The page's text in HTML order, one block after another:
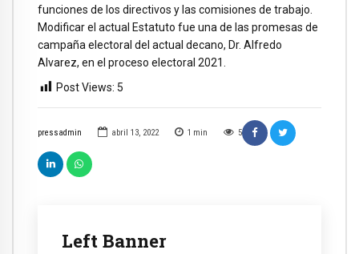
pressadmin abril 13, 2022 1 min 5
Left Banner
funciones de los directivos y las comisiones de trabajo.
Modificar el actual Estatuto fue una de las promesas de
campaña electoral del actual decano, Dr. Alfredo
Alvarez, en el proceso electoral 2021.
Post Views: 5